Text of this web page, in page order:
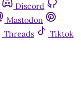
Discord
Mastodon
Threads
Tiktok